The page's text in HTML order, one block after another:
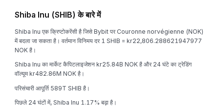
Shiba Inu (SHIB) के बारे में
Shiba Inu एक क्रिप्टोकरेंसी है जिसे Bybit पर Couronne norvégienne (NOK)
में बदला जा सकता है। वर्तमान विनिमय दर 1 SHIB = kr22,806.288621947977
NOK है।
Shiba Inu का मार्केट कैपिटलाइजेशन kr25.84B NOK है और 24 घंटे का ट्रेडिंग
वॉल्यूम kr482.86M NOK है।
परिसंचारी आपूर्ति 589T SHIB है।
पिछले 24 घंटों में, Shiba Inu 1.17% बढ़ा है।